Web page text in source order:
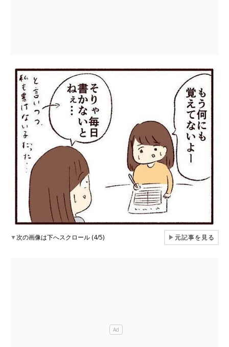
▼次の画像は下へスクロール (4/5) ▶元記事を見る